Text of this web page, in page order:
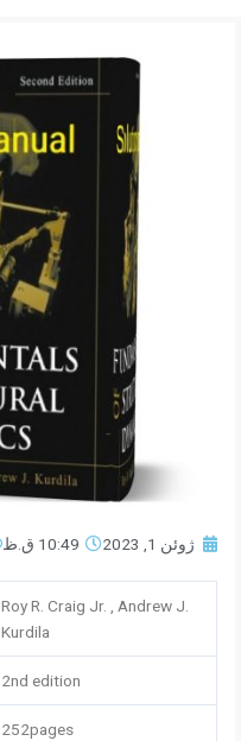
ژوئن 1, 2023 10:49 ق.ظ
Roy R. Craig Jr. , Andrew J.
Kurdila
2nd edition
252pages